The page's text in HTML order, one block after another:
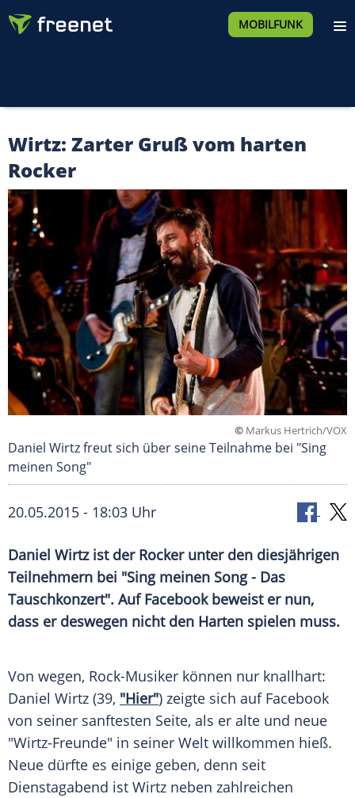
MOBILFUNK
Wirtz: Zarter Gruß vom harten
Rocker
© Markus Hertrich/VOX
Daniel Wirtz freut sich über seine Teilnahme bei "Sing
meinen Song"
20.05.2015 - 18:03 Uhr
Daniel Wirtz ist der Rocker unter den diesjährigen
Teilnehmern bei "Sing meinen Song - Das
Tauschkonzert". Auf Facebook beweist er nun,
dass er deswegen nicht den Harten spielen muss.
Von wegen, Rock-Musiker können nur knallhart:
Daniel Wirtz (39, "Hier") zeigte sich auf Facebook
von seiner sanftesten Seite, als er alte und neue
"Wirtz-Freunde" in seiner Welt willkommen hieß.
Neue dürfte es einige geben, denn seit
Dienstagabend ist Wirtz neben zahlreichen